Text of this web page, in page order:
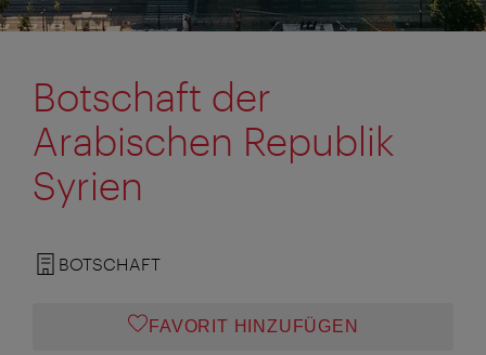
Botschaft der
Arabischen Republik
Syrien
BOTSCHAFT
FAVORIT HINZUFÜGEN